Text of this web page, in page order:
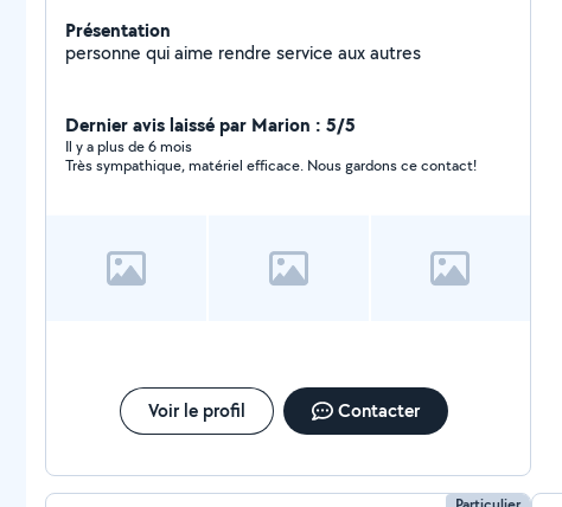
Présentation
personne qui aime rendre service aux autres
Dernier avis laissé par Marion : 5/5
Il y a plus de 6 mois
Très sympathique, matériel efficace. Nous gardons ce contact!
Voir le profil Contacter